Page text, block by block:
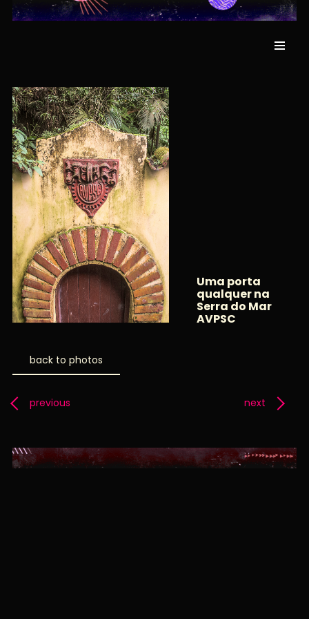
Uma porta
qualquer na
Serra do Mar
AVPSC
back to photos
previous next